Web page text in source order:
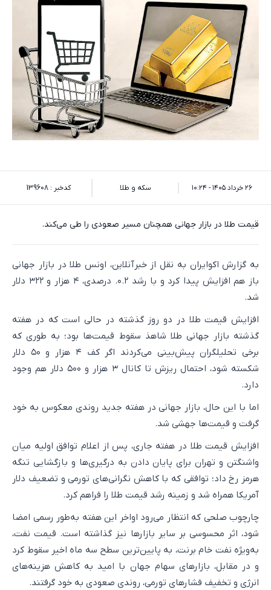
۲۶ خرداد ۱۴۰۵ - ۱۰:۲۴ سکه و طلا کدخبر : 139608
قیمت طلا در بازار جهانی همچنان مسیر صعودی را طی می‌کند.
به گزارش اکوایران به نقل از خبرآنلاین، اونس طلا در بازار جهانی
باز هم افزایش پیدا کرد و با رشد ۰.۲. درصدی، ۴ هزار و ۳۲۲ دلار
شد.
افزایش قیمت طلا در دو روز گذشته در حالی است که در هفته
گذشته بازار جهانی طلا شاهذ سقوط قیمت‌ها بود؛ به طوری که
برخی تحلیلگران پیش‌بینی می‌کردند اگر کف ۴ هزار و ۵۰ دلار
شکسته شود، احتمال ریزش تا کانال ۳ هزار و ۵۰۰ دلار هم وجود
دارد.
اما با این حال، بازار جهانی در هفته جدید روندی معکوس به خود
گرفت و قیمت‌ها جهشی شد.
افزایش قیمت طلا در هفته جاری، پس از اعلام توافق اولیه میان
واشنگتن و تهران برای پایان دادن به درگیری‌ها و بازگشایی تنگه
هرمز رخ داد؛ توافقی که با کاهش نگرانی‌های تورمی و تضعیف دلار
آمریکا همراه شد و زمینه رشد قیمت طلا را فراهم کرد.
چارچوب صلحی که انتظار می‌رود اواخر این هفته به‌طور رسمی امضا
شود، اثر محسوسی بر سایر بازارها نیز گذاشته است. قیمت نفت،
به‌ویژه نفت خام برنت، به پایین‌ترین سطح سه ماه اخیر سقوط کرد
و در مقابل، بازارهای سهام جهان با امید به کاهش هزینه‌های
انرژی و تخفیف فشارهای تورمی، روندی صعودی به خود گرفتند.